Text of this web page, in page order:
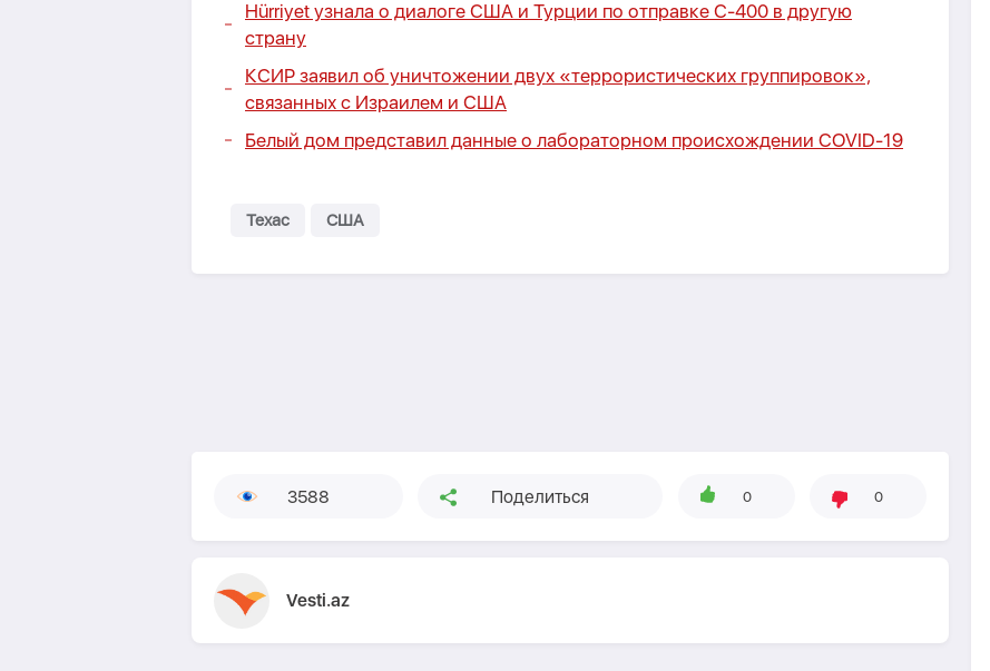
Hürriyet узнала о диалоге США и Турции по отправке С-400 в другую
страну
КСИР заявил об уничтожении двух «террористических группировок»,
связанных с Израилем и США
Белый дом представил данные о лабораторном происхождении COVID-19
Техас США
3588 Поделиться 0 0
Vesti.az